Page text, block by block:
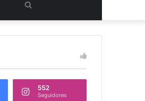
Procurar
por
552
Seguidores